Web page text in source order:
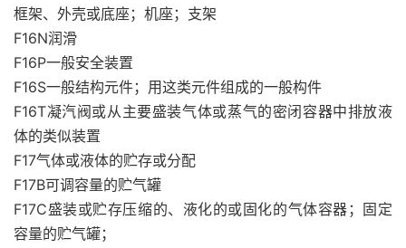
框架、外壳或底座；机座；支架
F16N润滑
F16P一般安全装置
F16S一般结构元件；用这类元件组成的一般构件
F16T凝汽阀或从主要盛装气体或蒸气的密闭容器中排放液
体的类似装置
F17气体或液体的贮存或分配
F17B可调容量的贮气罐
F17C盛装或贮存压缩的、液化的或固化的气体容器；固定
容量的贮气罐；